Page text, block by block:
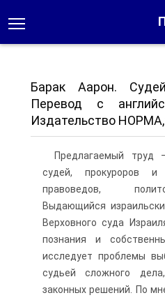
Барак Аарон.
Перевод с
Издательство
Предлагаемый труд
судей, прокуроров
правоведов,
Выдающийся
Верховного суда
познания и
исследует проблемы
судьей сложного
законных решений. По